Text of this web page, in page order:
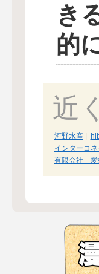
き
的
近
河野水産|
インターコ
有限会社 愛